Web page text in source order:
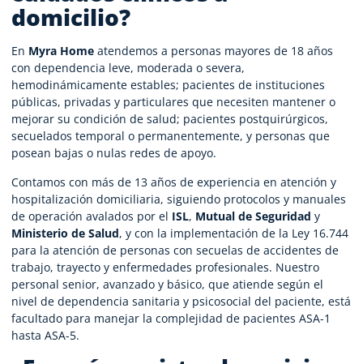
domicilio?
En Myra Home atendemos a personas mayores de 18 años
con dependencia leve, moderada o severa,
hemodinámicamente estables; pacientes de instituciones
públicas, privadas y particulares que necesiten mantener o
mejorar su condición de salud; pacientes postquirúrgicos,
secuelados temporal o permanentemente, y personas que
posean bajas o nulas redes de apoyo.
Contamos con más de 13 años de experiencia en atención y
hospitalización domiciliaria, siguiendo protocolos y manuales
de operación avalados por el ISL, Mutual de Seguridad y
Ministerio de Salud, y con la implementación de la Ley 16.744
para la atención de personas con secuelas de accidentes de
trabajo, trayecto y enfermedades profesionales. Nuestro
personal senior, avanzado y básico, que atiende según el
nivel de dependencia sanitaria y psicosocial del paciente, está
facultado para manejar la complejidad de pacientes ASA-1
hasta ASA-5.